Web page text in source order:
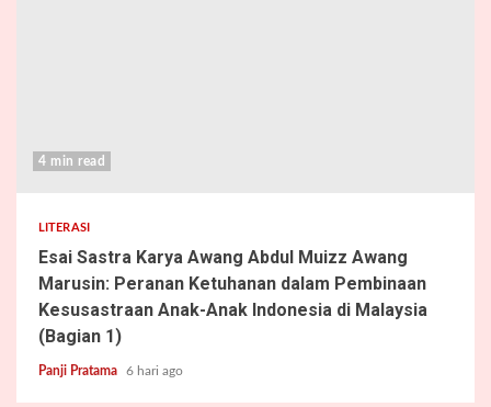
4 min read
LITERASI
Esai Sastra Karya Awang Abdul Muizz Awang
Marusin: Peranan Ketuhanan dalam Pembinaan
Kesusastraan Anak-Anak Indonesia di Malaysia
(Bagian 1)
Panji Pratama 6 hari ago